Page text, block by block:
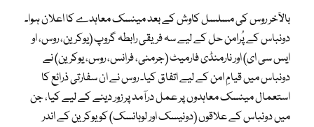
بالآخر روس کی مسلسل کاوش کے بعد مینسک معاہدے کا اعلان ہوا۔
دونباس کے پُرامن حل کے لیے سہ فریقی رابطہ گروپ (یوکرین، روس، او
ایس سی ای) اور نارمنڈی فارمیٹ (جرمنی، فرانس، روس، یوکرین) نے
دونباس میں قیامِ امن کے لیے اتفاق کیا۔ روس نے ان سفارتی ذرائع کا
استعمال مینسک معاہدوں پر عمل درآمد پر زور دینے کے لیے کیا، جن
میں دونباس کے علاقوں (دونیسک اور لوہانسک) کو یوکرین کے اندر